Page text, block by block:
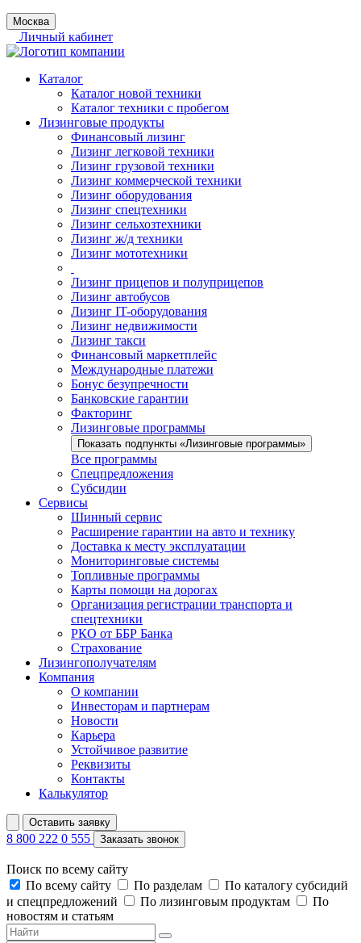
Москва
Личный кабинет
Каталог
Каталог новой техники
Каталог техники с пробегом
Лизинговые продукты
Финансовый лизинг
Лизинг легковой техники
Лизинг грузовой техники
Лизинг коммерческой техники
Лизинг оборудования
Лизинг спецтехники
Лизинг сельхозтехники
Лизинг ж/д техники
Лизинг мототехники
Лизинг прицепов и полуприцепов
Лизинг автобусов
Лизинг IT-оборудования
Лизинг недвижимости
Лизинг такси
Финансовый маркетплейс
Международные платежи
Бонус безупречности
Банковские гарантии
Факторинг
Лизинговые программы
Показать подпункты «Лизинговые программы»
Все программы
Спецпредложения
Субсидии
Сервисы
Шинный сервис
Расширение гарантии на авто и технику
Доставка к месту эксплуатации
Мониторинговые системы
Топливные программы
Карты помощи на дорогах
Организация регистрации транспорта и
спецтехники
РКО от ББР Банка
Страхование
Лизингополучателям
Компания
О компании
Инвесторам и партнерам
Новости
Карьера
Устойчивое развитие
Реквизиты
Контакты
Калькулятор
Оставить заявку
8 800 222 0 555 Заказать звонок
Поиск по всему сайту
По всему сайту
По разделам
По каталогу субсидий
и спецпредложений
По лизинговым продуктам
По
новостям и статьям